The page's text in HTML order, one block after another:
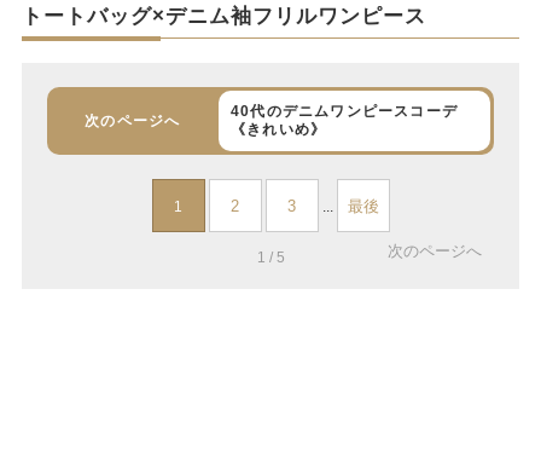
トートバッグ×デニム袖フリルワンピース
次のページへ
40代のデニムワンピースコーデ
《きれいめ》
1 2 3 ... 最後
1 / 5 次のページへ